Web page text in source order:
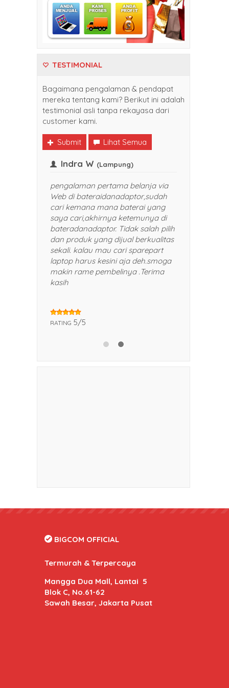
TESTIMONIAL
Bagaimana pengalaman & pendapat
mereka tentang kami? Berikut ini adalah
testimonial asli tanpa rekayasa dari
customer kami.
Submit Lihat Semua
Harganya
pelayanan yang
banget. Sukses selalu
rekomendasikan
dan kerabat saya.
Indra W
pengalaman pertama belanja via
Web di bateraidanadaptor,sudah
cari kemana mana baterai yang
saya cari,akhirnya ketemunya di
bateradanadaptor. Tidak salah pilih
dan produk yang dijual berkualitas
sekali. kalau mau cari sparepart
laptop harus kesini aja deh.smoga
makin rame pembelinya .Terima
Mangga Dua Mall, Lantai 5
Blok C, No.61-62
Sawah Besar, Jakarta Pusat